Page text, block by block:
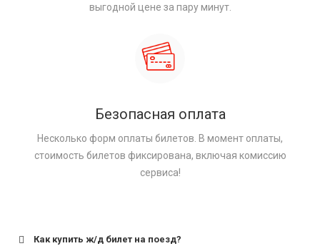
выгодной цене за пару минут.
Безопасная оплата
Несколько форм оплаты билетов. В момент оплаты,
стоимость билетов фиксирована, включая комиссию
сервиса!
Как купить ж/д билет на поезд?